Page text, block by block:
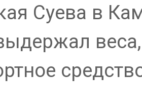
Суева в